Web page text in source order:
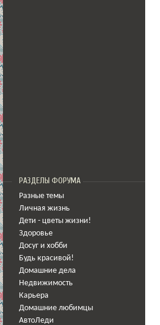
РАЗДЕЛЫ ФОРУМА
Разные темы
Личная жизнь
Дети - цветы жизни!
Здоровье
Досуг и хобби
Будь красивой!
Домашние дела
Недвижимость
Карьера
Домашние любимцы
АвтоЛеди